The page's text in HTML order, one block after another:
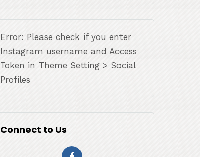
Error: Please check if you enter
Instagram username and Access
Token in Theme Setting > Social
Profiles
Connect to Us